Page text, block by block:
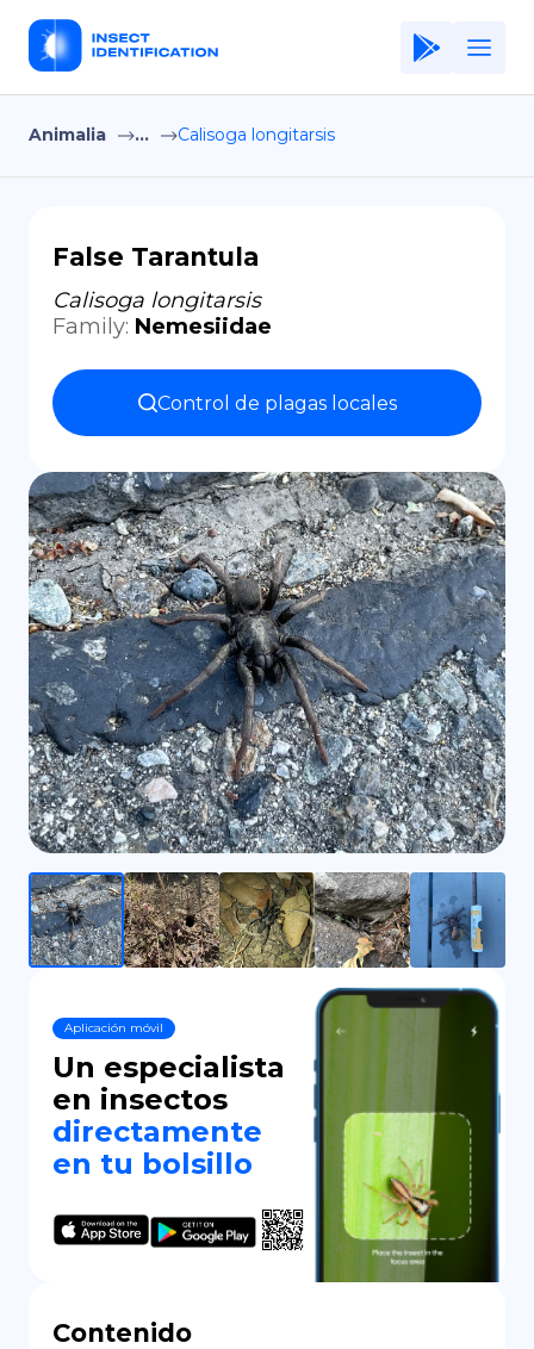
Home
Terms of Use
Privacy Policy
EN
FR
DE
Animalia ... Calisoga longitarsis
False Tarantula
Calisoga longitarsis
Family: Nemesiidae
Control de plagas locales
Aplicación móvil
Un especialista
en insectos
directamente
en tu bolsillo
Contenido